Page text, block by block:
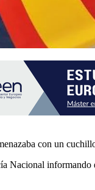
con un
Nacional